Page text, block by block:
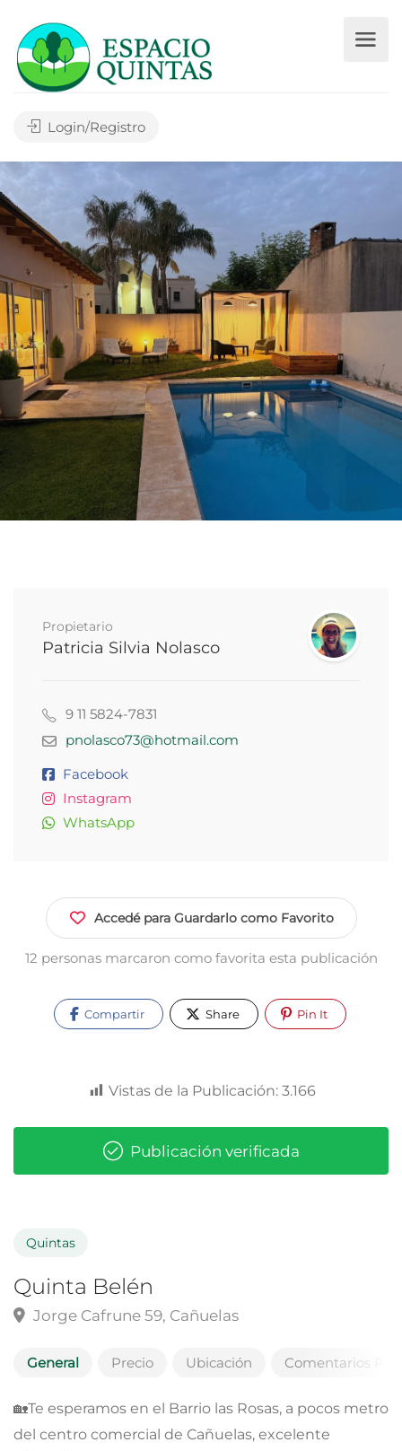
Login/Registro
Propietario
Patricia Silvia Nolasco
9 11 5824-7831
pnolasco73@hotmail.com
Facebook
Instagram
WhatsApp
Accedé para Guardarlo como Favorito
12 personas marcaron como favorita esta publicación
Compartir Share Pin It
Vistas de la Publicación: 3.166
Publicación verificada
Quintas
Quinta Belén
Jorge Cafrune 59, Cañuelas
General Precio Ubicación Comentarios
🏡Te esperamos en el Barrio las Rosas, a pocos metro
del centro comercial de Cañuelas, excelente